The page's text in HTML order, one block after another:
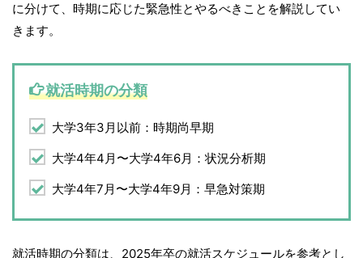
に分けて、時期に応じた緊急性とやるべきことを解説してい
きます。
就活時期の分類
大学3年3月以前：時期尚早期
大学4年4月〜大学4年6月：状況分析期
大学4年7月〜大学4年9月：早急対策期
就活時期の分類は、2025年卒の就活スケジュールを参考とし